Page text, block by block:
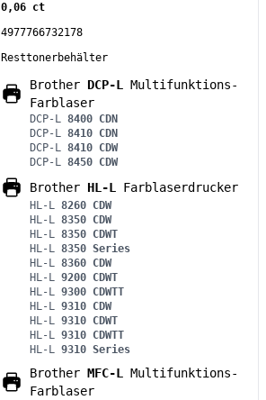
0,06 ct
4977766732178
Resttonerbehälter
Brother DCP-L
Multifunktions-
Farblaser
DCP-L 8400 CDN
DCP-L 8410 CDN
DCP-L 8410 CDW
DCP-L 8450 CDW
Brother HL-L Farblaserdrucker
HL-L 8260 CDW
HL-L 8350 CDW
HL-L 8350 CDWT
HL-L 8350 Series
HL-L 8360 CDW
HL-L 9200 CDWT
HL-L 9300 CDWTT
HL-L 9310 CDW
HL-L 9310 CDWT
HL-L 9310 CDWTT
HL-L 9310 Series
Brother MFC-L
Multifunktions-
Farblaser